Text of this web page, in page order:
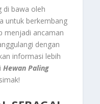
di bawa oleh
untuk berkembang
menjadi ancaman
dengan
informasi lebih
Hewan Paling